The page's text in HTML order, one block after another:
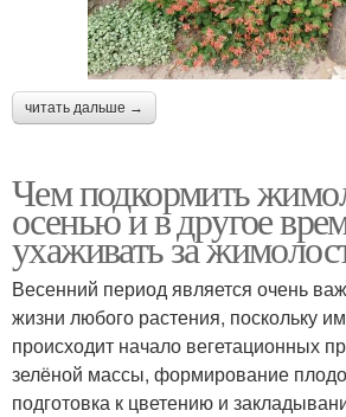
читать дальше →
Чем подкормить
осенью и в другое
ухаживать за
Весенний период является очень
жизни любого растения, поскольку
происходит начало вегетационных
зелёной массы, формирование
подготовка к цветению и